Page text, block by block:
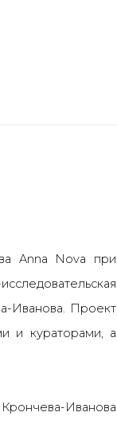
Anna Nova при
Иванова. Проект
и кураторами, а
Иванова